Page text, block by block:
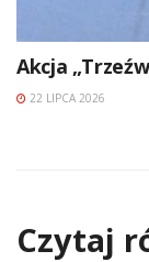
Akcja
22 LIPCA 2026
Czytaj